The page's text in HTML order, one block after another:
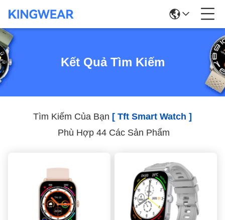
Kết Quả Tìm Kiếm
Tìm Kiếm Của Bạn [ Tft Smart Watch ]
Phù Hợp 44 Các Sản Phẩm